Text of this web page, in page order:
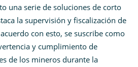
una serie de soluciones de corto
la supervisión y fiscalización de
con esto, se suscribe como
y cumplimiento de
de los mineros durante la